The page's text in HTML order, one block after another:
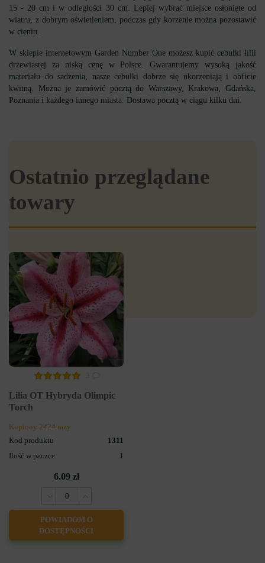
15 - 20 cm i w odległości 30 cm. Lepiej wybrać miejsce osłonięte od
wiatru, z dobrym oświetleniem, podczas gdy korzenie można pozostawić
w cieniu.
W sklepie internetowym Garden Number One możesz kupić cebulki lilii
drzewiastej za niską cenę w Polsce. Gwarantujemy wysoką jakość
materiału do sadzenia, nasze cebulki dobrze się ukorzeniają i obficie
kwitną. Można je zamówić pocztą do Warszawy, Krakowa, Gdańska,
Poznania i każdego innego miasta. Dostawa pocztą w ciągu kilku dni.
Ostatnio przeglądane
towary
Lilia OT Hybryda Olimpic
Torch
Kupiony 2424 razy
Kod produktu
1311
Ilość w paczce
1
6.09 zł
POWIADOM O
DOSTĘPNOŚCI